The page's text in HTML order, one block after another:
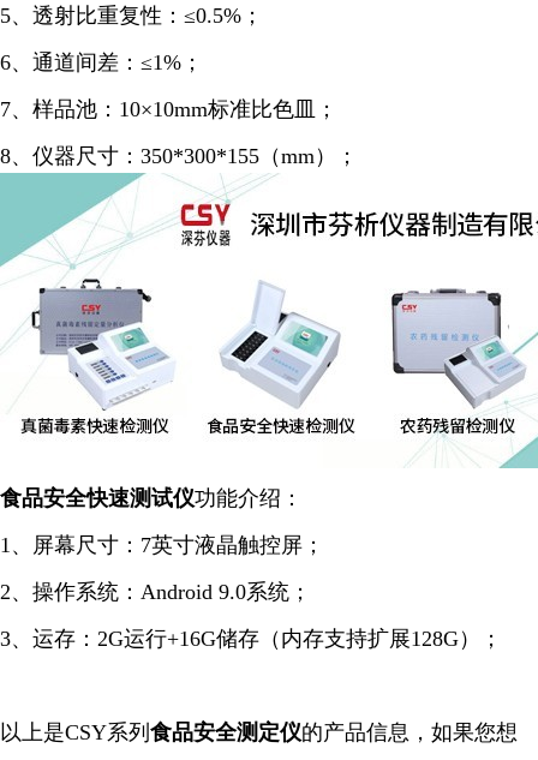
5、透射比重复性：≤0.5%；
6、通道间差：≤1%；
7、样品池：10×10mm标准比色皿；
8、仪器尺寸：350*300*155（mm）；
食品安全快速测试仪功能介绍：
1、屏幕尺寸：7英寸液晶触控屏；
2、操作系统：Android 9.0系统；
3、运存：2G运行+16G储存（内存支持扩展128G）；
以上是CSY系列 食品安全测定仪的产品信息，如果您想